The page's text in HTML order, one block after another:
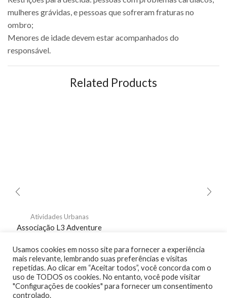
mulheres grávidas, e pessoas que sofreram fraturas no
ombro;
Menores de idade devem estar acompanhados do
responsável.
Related Products
Atividades Urbanas
Associação L3 Adventure
R$750,00
ADICIONAR AO CARRINHO
Usamos cookies em nosso site para fornecer a experiência
mais relevante, lembrando suas preferências e visitas
repetidas. Ao clicar em “Aceitar todos”, você concorda com o
uso de TODOS os cookies. No entanto, você pode visitar
"Configurações de cookies" para fornecer um consentimento
controlado.